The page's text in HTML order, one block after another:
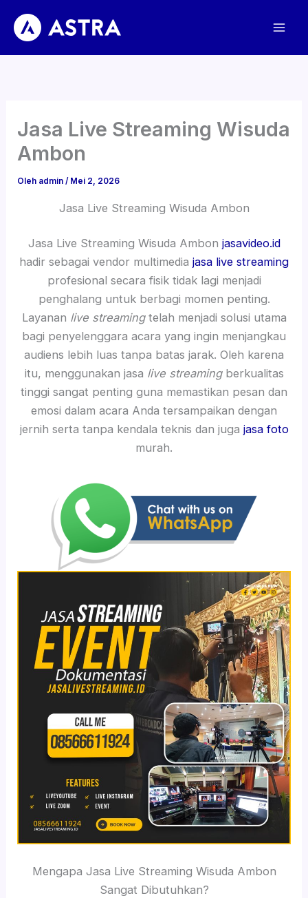
konten
Jasa Live Streaming Wisuda
Ambon
Oleh admin/ Mei 2, 2026
Jasa Live Streaming Wisuda Ambon
Jasa Live Streaming Wisuda Ambon jasavideo.id
hadir sebagai vendor multimedia jasa live streaming
profesional secara fisik tidak lagi menjadi
penghalang untuk berbagi momen penting.
Layanan live streamingtelah menjadi solusi utama
bagi penyelenggara acara yang ingin menjangkau
audiens lebih luas tanpa batas jarak. Oleh karena
itu, menggunakan jasa live streamingberkualitas
tinggi sangat penting guna memastikan pesan dan
emosi dalam acara Anda tersampaikan dengan
jernih serta tanpa kendala teknis dan juga jasa foto
murah.
Mengapa Jasa Live Streaming Wisuda Ambon
Sangat Dibutuhkan?